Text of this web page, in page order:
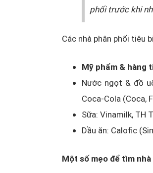
phối trước khi
Các nhà phân phối tiêu
Mỹ phẩm & hàng
Nước ngọt & đồ
Coca-Cola (Coca,
Sữa: Vinamilk, TH
Dầu ăn: Calofic
Một số mẹo để tìm